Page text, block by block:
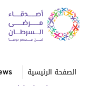
الصفحة الرئيسية